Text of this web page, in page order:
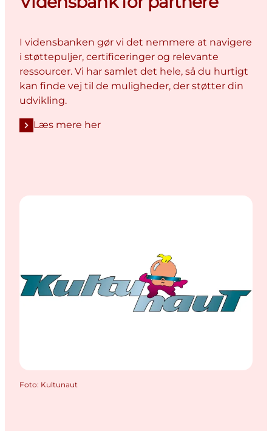
I vidensbanken gør vi det nemmere at navigere
i støttepuljer, certificeringer og relevante
ressourcer. Vi har samlet det hele, så du hurtigt
kan finde vej til de muligheder, der støtter din
udvikling.
Læs mere her
Foto: Kultunaut